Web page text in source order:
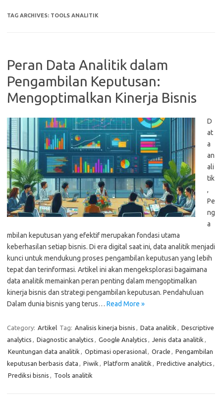
TAG ARCHIVES: TOOLS ANALITIK
Peran Data Analitik dalam
Pengambilan Keputusan:
Mengoptimalkan Kinerja Bisnis
D
at
a
an
ali
tik
,
Pe
ng
a
mbilan keputusan yang efektif merupakan fondasi utama
keberhasilan setiap bisnis. Di era digital saat ini, data analitik menjadi
kunci untuk mendukung proses pengambilan keputusan yang lebih
tepat dan terinformasi. Artikel ini akan mengeksplorasi bagaimana
data analitik memainkan peran penting dalam mengoptimalkan
kinerja bisnis dan strategi pengambilan keputusan. Pendahuluan
Dalam dunia bisnis yang terus… Read More »
Category: Artikel Tag: Analisis kinerja bisnis , Data analitik , Descriptive
analytics , Diagnostic analytics , Google Analytics , Jenis data analitik ,
Keuntungan data analitik , Optimasi operasional, Oracle , Pengambilan
keputusan berbasis data , Piwik , Platform analitik , Predictive analytics ,
Prediksi bisnis , Tools analitik